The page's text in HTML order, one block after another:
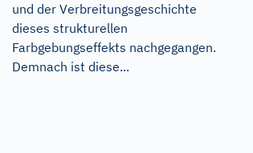
und der Verbreitungsgeschichte
dieses strukturellen
Farbgebungseffekts nachgegangen.
Demnach ist diese...